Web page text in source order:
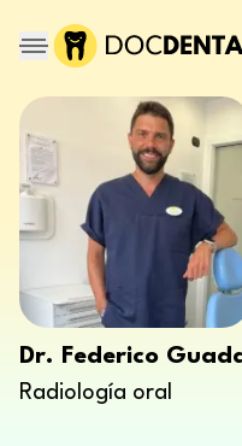
Dr. Federico
Radiología oral